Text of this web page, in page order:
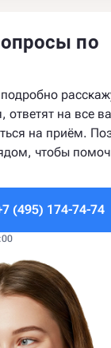
по
ответят на все
на приём.
чтобы
(495) 174-74-74